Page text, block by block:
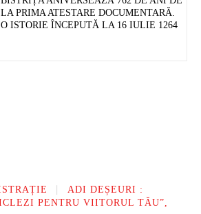
LA PRIMA ATESTARE DOCUMENTARĂ.
O ISTORIE ÎNCEPUTĂ LA 16 IULIE 1264